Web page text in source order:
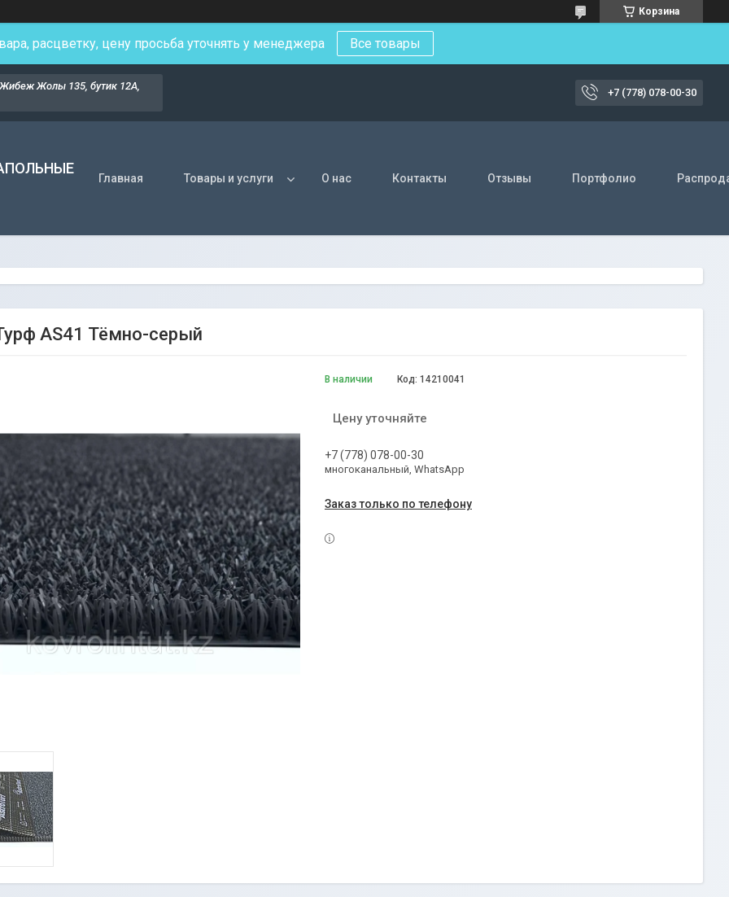
Корзина
расцветку, цену просьба уточнять у менеджера Все товары
Жолы 135, бутик 12А,
+7 (778) 078-00-30
Главная Товары и услуги О нас Контакты Отзывы Портфолио
AS41 Тёмно-серый
В наличии Код: 14210041
Цену уточняйте
+7 (778) 078-00-30
многоканальный, WhatsApp
Заказ только по телефону